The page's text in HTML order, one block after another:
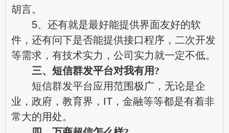
胡言。
5、还有就是最好能提供界面友好的软
件，还有问下是否能提供接口程序，二次开发
等需求，有技术实力，公司实力就一定不低。
三、短信群发平台对我有用?
短信群发平台应用范围极广，无论是企
业，政府，教育界，IT，金融等等都是有着非
常大的用处。